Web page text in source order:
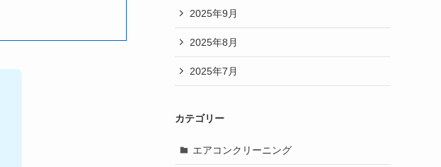
2025年9月
2025年8月
2025年7月
カテゴリー
エアコンクリーニング